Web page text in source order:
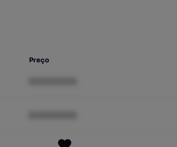
Preço